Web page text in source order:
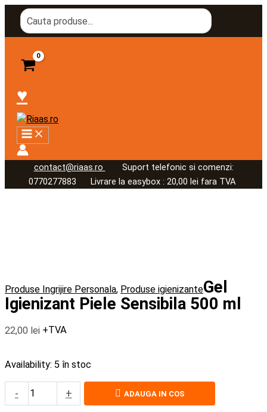
Skip
content
Search
for:
♥
contact@riaas.ro
Suport telefonic si comenzi:
0770277883 Livrare la easybox : 20,00 lei fara TVA
Produse Ingrijire Personala, Produse igienizanteGel
Igienizant Piele Sensibila 500 ml
22,00 lei +TVA
Availability: 5 în stoc
-
Cantitate
Igienizant
Sensibila
+ ADAUGA IN COS